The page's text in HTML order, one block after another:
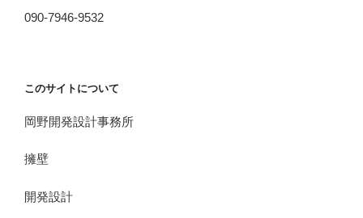
090-7946-9532
このサイトについて
岡野開発設計事務所
擁壁
開発設計